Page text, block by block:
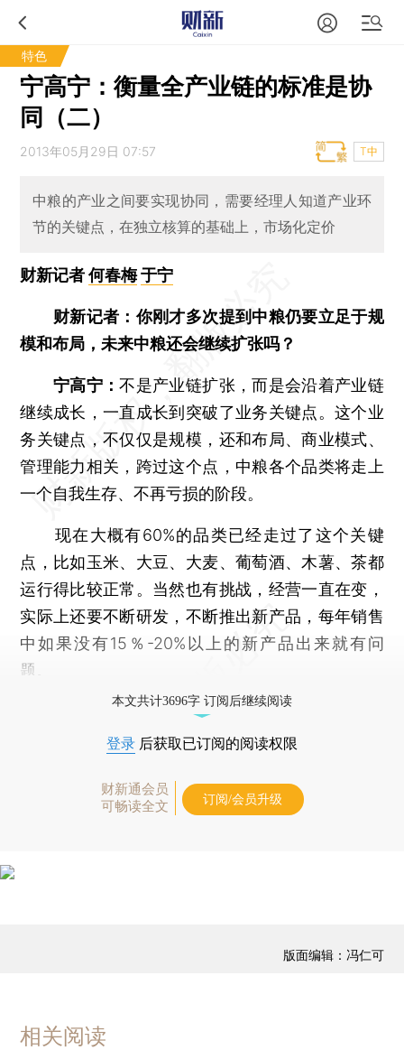
特色
宁高宁：衡量全产业链的标准是协
同（二）
2013年05月29日 07:57 T中
中粮的产业之间要实现协同，需要经理人知道产业环
节的关键点，在独立核算的基础上，市场化定价
财新记者何春梅于宁
财新记者：你刚才多次提到中粮仍要立足于规
模和布局，未来中粮还会继续扩张吗？
宁高宁：不是产业链扩张，而是会沿着产业链
继续成长，一直成长到突破了业务关键点。这个业
务关键点，不仅仅是规模，还和布局、商业模式、
管理能力相关，跨过这个点，中粮各个品类将走上
一个自我生存、不再亏损的阶段。
现在大概有60%的品类已经走过了这个关键
点，比如玉米、大豆、大麦、葡萄酒、木薯、茶都
运行得比较正常。当然也有挑战，经营一直在变，
实际上还要不断研发，不断推出新产品，每年销售
中如果没有15％-20%以上的新产品出来就有问
题。
本文共计3696字 订阅后继续阅读
登录 后获取已订阅的阅读权限
财新通会员
可畅读全文
订阅/会员升级
版面编辑：冯仁可
相关阅读